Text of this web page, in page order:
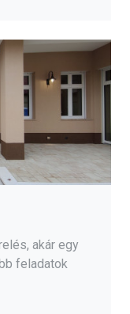
akár egy
feladatok